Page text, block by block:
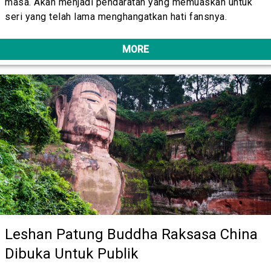
seri yang telah lama menghangatkan hati fansnya.
MORE
Leshan Patung Buddha Raksasa China
Dibuka Untuk Publik